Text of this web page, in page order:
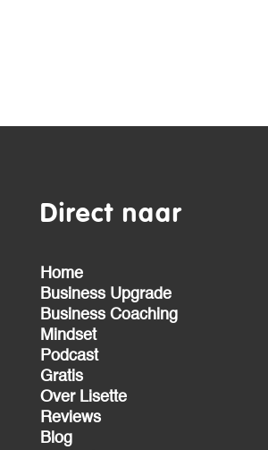
Direct naar
Home
Business Upgrade
Business Coaching
Mindset
Podcast
Gratis
Over Lisette
Reviews
Blog